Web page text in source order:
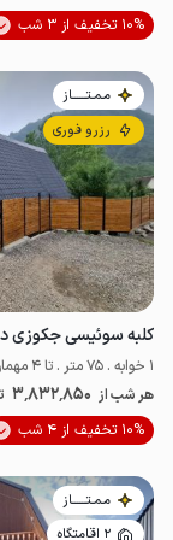
10% تخفیف از 3 شب
مـمـتــــــاز
رزرو فوری
1 خوابه . 75 متر . تا 4 مهمان
هر شب از 3٬832٬850
10% تخفیف از 4 شب
مـمـتــــــاز
2 اقامتگاه